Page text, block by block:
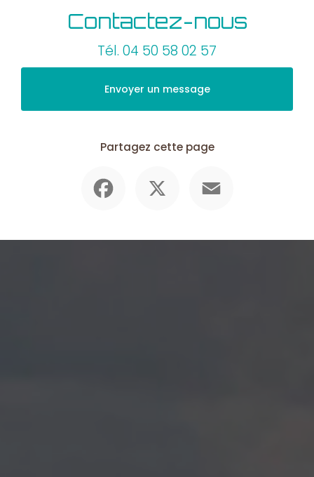
Contactez-nous
Tél. 04 50 58 02 57
Envoyer un message
Partagez cette page